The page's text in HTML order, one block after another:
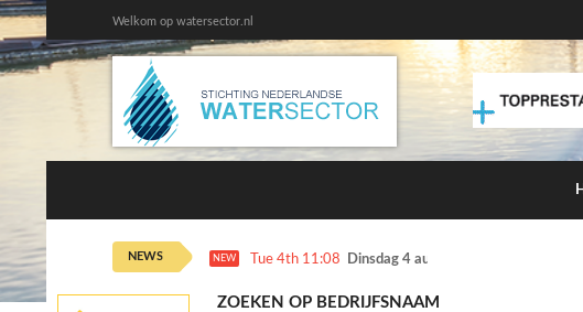
Welkom op watersector.nl
NEWS NEW Tue 4th 11:08 Dinsdag 4 augustus kans op smog
ZOEKEN OP BEDRIJFSNAAM